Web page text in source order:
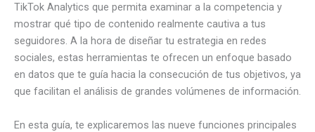
TikTok Analytics que permita examinar a la competencia y
mostrar qué tipo de contenido realmente cautiva a tus
seguidores. A la hora de diseñar tu estrategia en redes
sociales, estas herramientas te ofrecen un enfoque basado
en datos que te guía hacia la consecución de tus objetivos, ya
que facilitan el análisis de grandes volúmenes de información.
En esta guía, te explicaremos las nueve funciones principales